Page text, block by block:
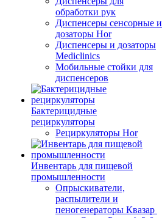
обработки рук
Диспенсеры сенсорные и
дозаторы Hor
Диспенсеры и дозаторы
Mediclinics
Мобильные стойки для
диспенсеров
Бактерицидные
рециркуляторы
Рециркуляторы Hor
Инвентарь для пищевой
промышленности
Опрыскиватели,
распылители и
пеногенераторы Квазар